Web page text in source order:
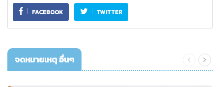
FACEBOOK TWITTER
จดหมายเหตุ อื่นๆ